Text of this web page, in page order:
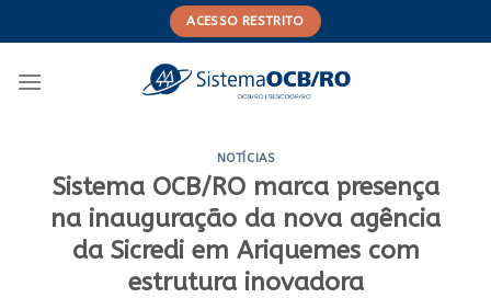
to
ACESSO RESTRITO
NOTÍCIAS
Sistema OCB/RO marca presença
na inauguração da nova agência
da Sicredi em Ariquemes com
estrutura inovadora